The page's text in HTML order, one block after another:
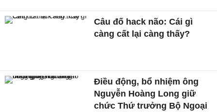
Câu đố hack não: Cái gì
càng cất lại càng thấy?
Điều động, bổ nhiệm ông
Nguyễn Hoàng Long giữ
chức Thứ trưởng Bộ Ngoại